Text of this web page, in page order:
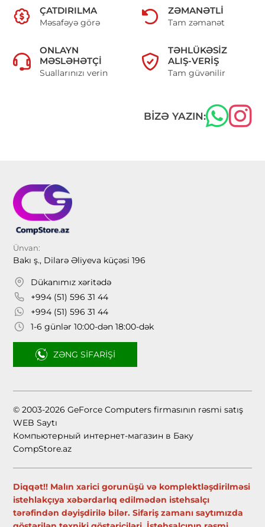
ÇATDIRILMA
Məsafəyə görə
ZƏMANƏTLI
Tam zəmanət
ONLAYN
MƏSLƏHƏTÇI
Suallarınızı verin
TƏHLÜKƏSIZ
ALIŞ-VERIŞ
Tam güvənilir
BIZƏ YAZIN:
Ünvan:
Bakı ş., Dilarə Əliyeva küçəsi 196
Dükanımız xəritədə
+994 (51) 596 31 44
+994 (51) 596 31 44
1-6 günlər 10:00-dən 18:00-dək
ZƏNG SIFARIŞI
© 2003-2026 GeForce Computers firmasının rəsmi satış
WEB Saytı
Компьютерный интернет-магазин в Баку
CompStore.az
Diqqət!! Malın xarici gorunüşü və komplektləşdirilməsi
istehlakçıya xəbərdarlıq edilmədən istehsalçı
tərəfindən dəyişdirilə bilər. Sifariş zamanı saytımızda